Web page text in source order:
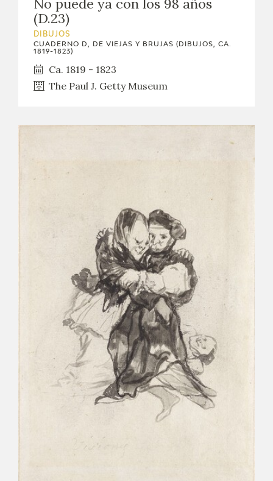
No puede ya con los 98 años
(D.23)
DIBUJOS
CUADERNO D, DE VIEJAS Y BRUJAS (DIBUJOS, CA.
1819-1823)
Ca. 1819 - 1823
The Paul J. Getty Museum